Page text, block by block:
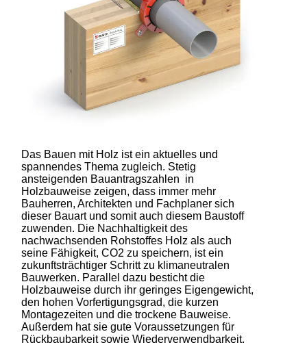
Das Bauen mit Holz ist ein aktuelles und
spannendes Thema zugleich. Stetig
ansteigenden Bauantragszahlen in
Holzbauweise zeigen, dass immer mehr
Bauherren, Architekten und Fachplaner sich
dieser Bauart und somit auch diesem Baustoff
zuwenden. Die Nachhaltigkeit des
nachwachsenden Rohstoffes Holz als auch
seine Fähigkeit, CO2 zu speichern, ist ein
zukunftsträchtiger Schritt zu klimaneutralen
Bauwerken. Parallel dazu besticht die
Holzbauweise durch ihr geringes Eigengewicht,
den hohen Vorfertigungsgrad, die kurzen
Montagezeiten und die trockene Bauweise.
Außerdem hat sie gute Voraussetzungen für
Rückbaubarkeit sowie Wiederverwendbarkeit.